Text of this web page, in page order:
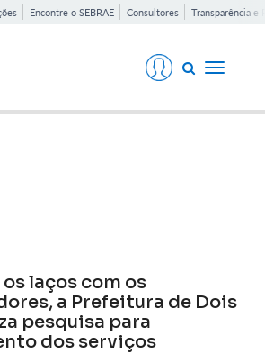
Encontre o SEBRAE Consultores Transparência e
Toggle
laços com os
a Prefeitura de Dois
pesquisa para
dos serviços